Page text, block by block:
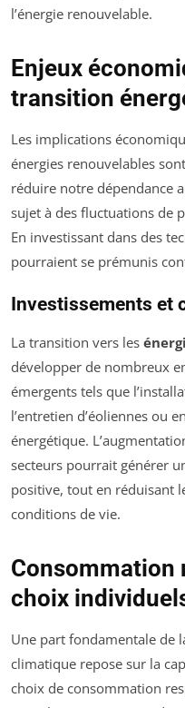
l’énergie renouvelable.
Enjeux
transition
Les implications
énergies renouvelables
réduire notre dépendance
sujet à des fluctuations de
En investissant dans des
pourraient se prémunis
Investissements et
La transition vers les
développer de nombreux
émergents tels que
l’entretien d’éoliennes ou
énergétique.
secteurs pourrait générer
positive, tout en réduisant
conditions de vie.
Consommation
choix
Une part fondamentale de
climatique repose sur la
choix de consommation